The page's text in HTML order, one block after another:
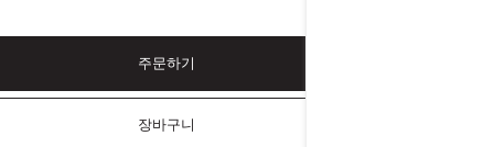
주문하기
장바구니